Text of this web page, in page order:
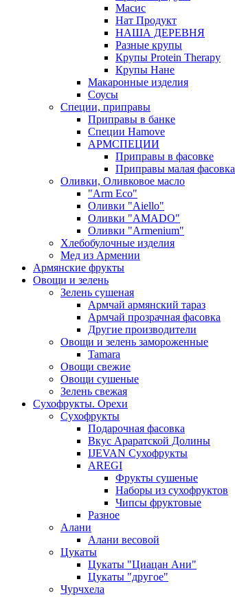
Масис
Нат Продукт
НАША ДЕРЕВНЯ
Разные крупы
Крупы Protein Therapy
Крупы Нане
Макаронные изделия
Соусы
Специи, приправы
Приправы в банке
Специи Hamove
АРМСПЕЦИИ
Приправы в фасовке
Приправы малая фасовка
Оливки, Оливковое масло
"Arm Eco"
Оливки "Aiello"
Оливки "AMADO"
Оливки "Armenium"
Хлебобулочные изделия
Мед из Армении
Армянские фрукты
Овощи и зелень
Зелень сушеная
Армчай армянский тараз
Армчай прозрачная фасовка
Другие производители
Овощи и зелень замороженные
Tamara
Овощи свежие
Овощи сушеные
Зелень свежая
Сухофрукты. Орехи
Сухофрукты
Подарочная фасовка
Вкус Араратской Долины
IJEVAN Сухофрукты
AREGI
Фрукты сушеные
Наборы из сухофруктов
Чипсы фруктовые
Разное
Алани
Алани весовой
Цукаты
Цукаты "Циацан Ани"
Цукаты "другое"
Чурчхела